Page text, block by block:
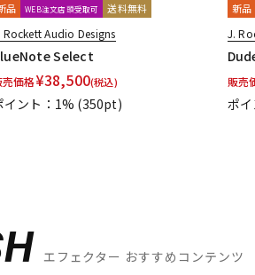
品 WEB注文店頭受取可 送料無料
Rockett Audio Designs
Select
売価格¥38,500(税込)
イント：1% (350pt)
新品
J.
販売
ポ
エフェクター おすすめコンテンツ